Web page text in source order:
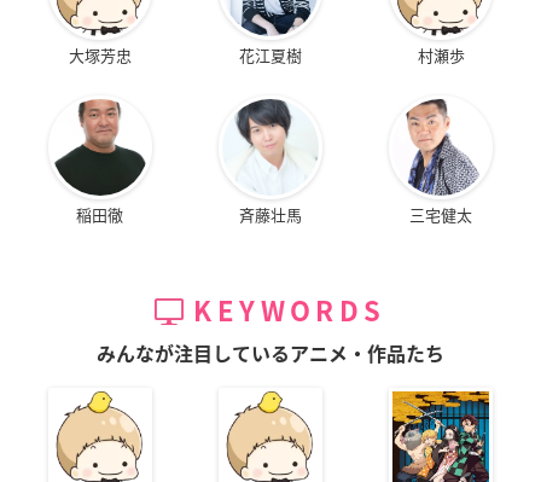
大塚芳忠 花江夏樹 村瀬歩
稲田徹 斉藤壮馬 三宅健太
KEYWORDS
みんなが注目しているアニメ・作品たち